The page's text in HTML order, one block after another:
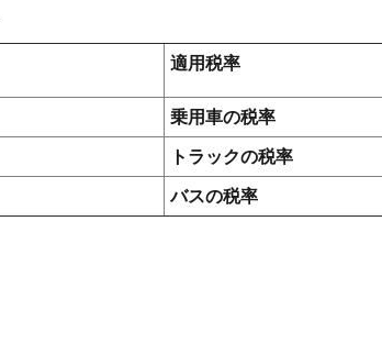
適用税率
乗用車の税率
トラックの税率
バスの税率